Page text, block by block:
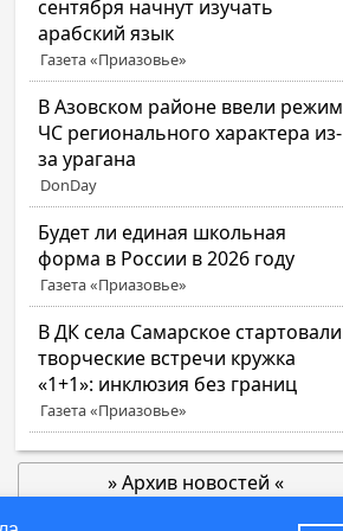
сентября начнут изучать
арабский язык
Газета «Приазовье»
В Азовском районе ввели режим
ЧС регионального характера из-
за урагана
DonDay
Будет ли единая школьная
форма в России в 2026 году
Газета «Приазовье»
В ДК села Самарское стартовали
творческие встречи кружка
«1+1»: инклюзия без границ
Газета «Приазовье»
» Архив новостей «